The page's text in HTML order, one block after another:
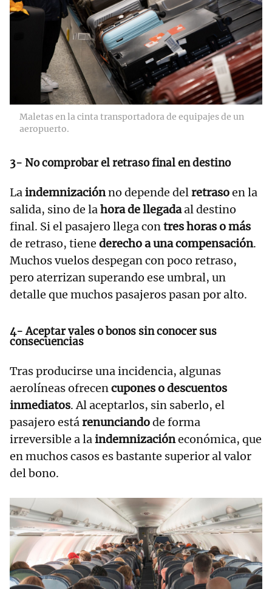
Maletas en la cinta transportadora de equipajes de un
aeropuerto.
3- No comprobar el retraso final en destino
Laindemnizaciónno depende delretrasoen la
salida, sino de lahora de llegadaal destino
final. Si el pasajero llega contres horas o más
de retraso, tiene derecho a una compensación.
Muchos vuelos despegan con poco retraso,
pero aterrizan superando ese umbral, un
detalle que muchos pasajeros pasan por alto.
4- Aceptar vales o bonos sin conocer sus
consecuencias
Tras producirse una incidencia, algunas
aerolíneas ofrecencupones o descuentos
inmediatos. Al aceptarlos, sin saberlo, el
pasajero estárenunciandode forma
irreversible a laindemnizacióneconómica, que
en muchos casos es bastante superior al valor
del bono.